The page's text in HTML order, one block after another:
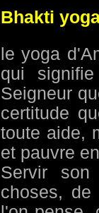
Bhakti
le yoga
qui
Seigneur
certitude
toute aide,
et pauvre
Servir son
choses,